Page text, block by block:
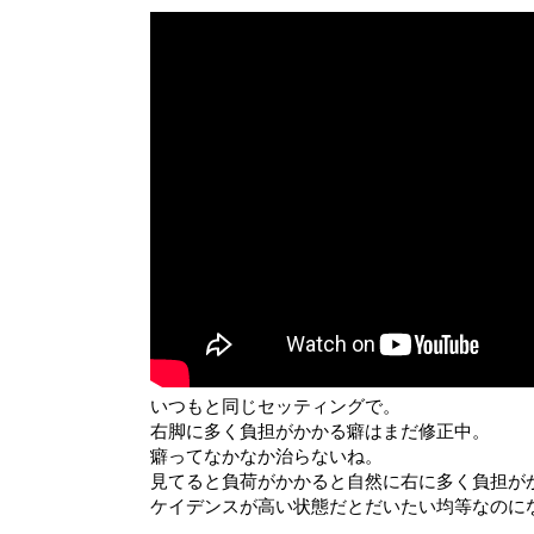
いつもと同じセッティングで。
右脚に多く負担がかかる癖はまだ修正中。
癖ってなかなか治らないね。
見てると負荷がかかると自然に右に多く負担が
ケイデンスが高い状態だとだいたい均等なのに